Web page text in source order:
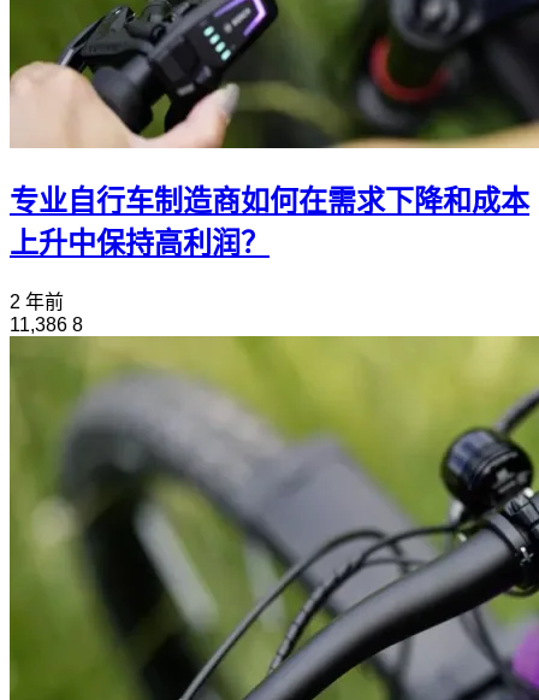
专业自行车制造商如何在需求下降和成本
上升中保持高利润？
2 年前
11,386 8